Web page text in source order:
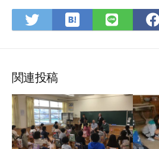
Twitter
で
ア
は
て
ク
マ
ー
ク
LINE
で
関連投稿